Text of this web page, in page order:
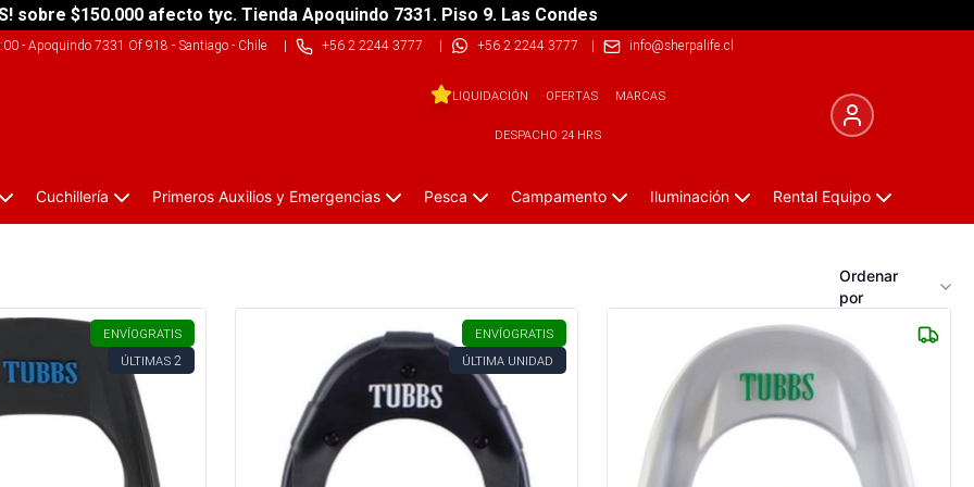
sobre $150.000 afecto tyc. Tienda Apoquindo 7331. Piso 9. Las Condes
- Apoquindo 7331 Of 918 - Santiago - Chile| +56 2 2244 3777 | +56 2 2244 3777 | info@sherpalife.cl
LIQUIDACIÓN OFERTAS MARCAS
DESPACHO 24 HRS
Cuchillería Primeros Auxilios y Emergencias Pesca Campamento Iluminación Rental Equipo
Ordenar
por
ENVÍOGRATIS
ÚLTIMAS 2
ENVÍOGRATIS
ÚLTIMA UNIDAD